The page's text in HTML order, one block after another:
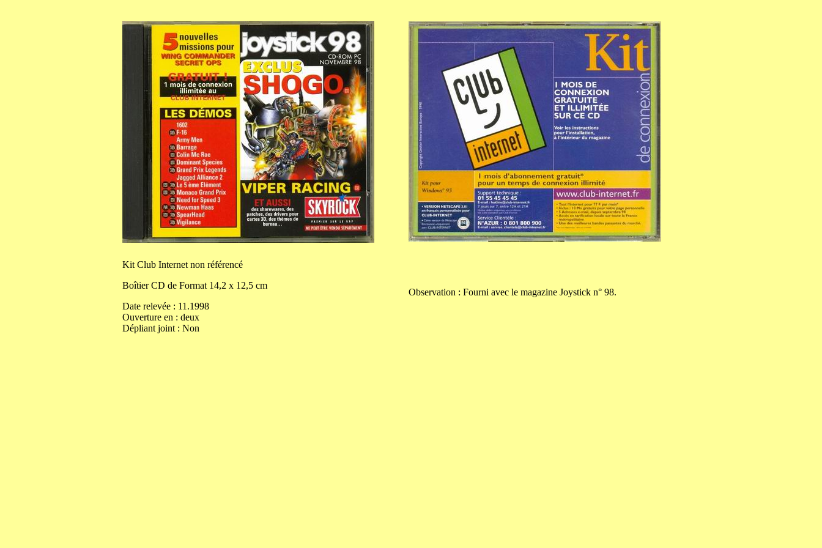
Kit Club Internet non référencé
Boîtier CD de Format 14,2 x 12,5 cm
Date relevée : 11.1998
Ouverture en : deux
Dépliant joint : Non
Observation : Fourni avec le magazine Joystick n° 98.